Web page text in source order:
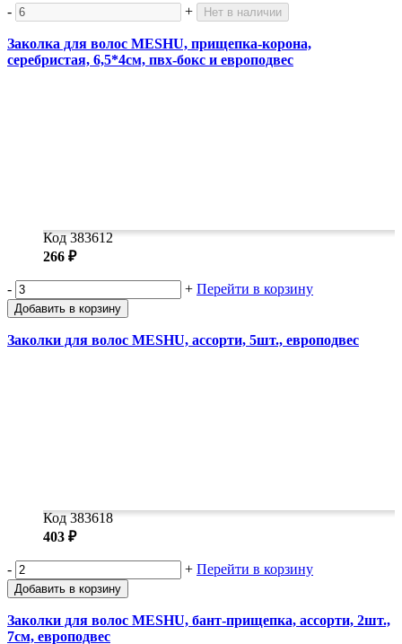
- + Нет в наличии
Заколка для волос MESHU, прищепка-корона,
серебристая, 6,5*4см, пвх-бокс и европодвес
Код 383612
266 ₽
- + Перейти в корзину
Добавить в корзину
Заколки для волос MESHU, ассорти, 5шт., европодвес
Код 383618
403 ₽
- + Перейти в корзину
Добавить в корзину
Заколки для волос MESHU, бант-прищепка, ассорти, 2шт.,
7см, европодвес